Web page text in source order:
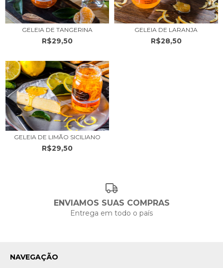
GELEIA DE TANGERINA
R$29,50
GELEIA DE LARANJA
R$28,50
GELEIA DE LIMÃO SICILIANO
R$29,50
ENVIAMOS SUAS COMPRAS
Entrega em todo o país
NAVEGAÇÃO